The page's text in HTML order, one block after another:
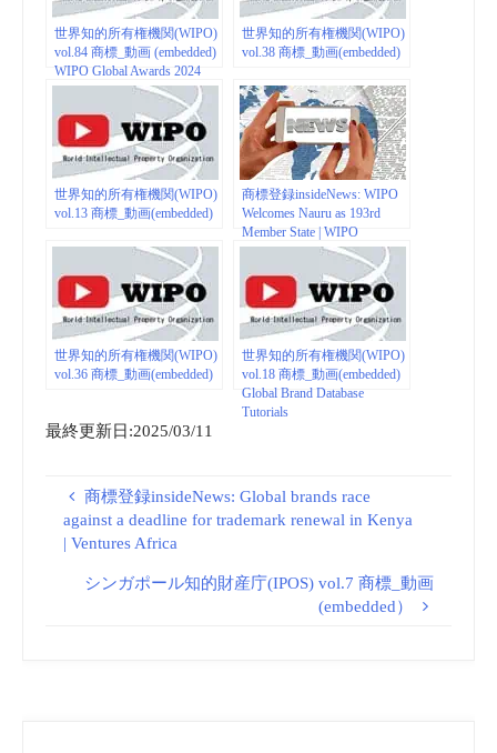
世界知的所有権機関(WIPO)
vol.84 商標_動画 (embedded)
WIPO Global Awards 2024
世界知的所有権機関(WIPO)
vol.38 商標_動画(embedded)
世界知的所有権機関(WIPO)
vol.13 商標_動画(embedded)
商標登録insideNews: WIPO
Welcomes Nauru as 193rd
Member State | WIPO
世界知的所有権機関(WIPO)
vol.36 商標_動画(embedded)
世界知的所有権機関(WIPO)
vol.18 商標_動画(embedded)
Global Brand Database
Tutorials
最終更新日:2025/03/11
商標登録insideNews: Global brands race
against a deadline for trademark renewal in Kenya
| Ventures Africa
シンガポール知的財産庁(IPOS) vol.7 商標_動画
(embedded）